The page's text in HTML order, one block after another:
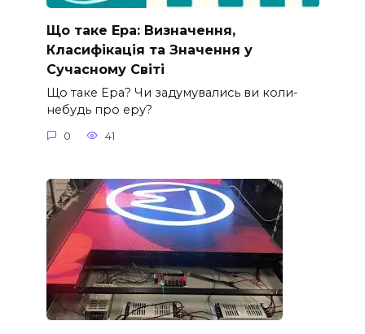
Що таке Ера: Визначення,
Класифікація та Значення у
Сучасному Світі
Що таке Ера? Чи задумувались ви коли-
небудь про еру?
0 41